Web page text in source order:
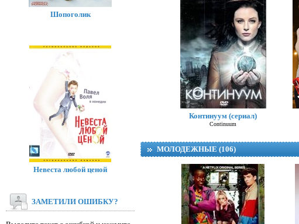
Континуум (сериал)
Continuum
МОЛОДЕЖНЫЕ (106)
Шопоголик
Невеста любой ценой
ЗАМЕТИЛИ ОШИБКУ?